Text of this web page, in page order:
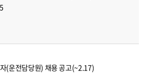
(운전담당원) 채용 공고(~2.17)